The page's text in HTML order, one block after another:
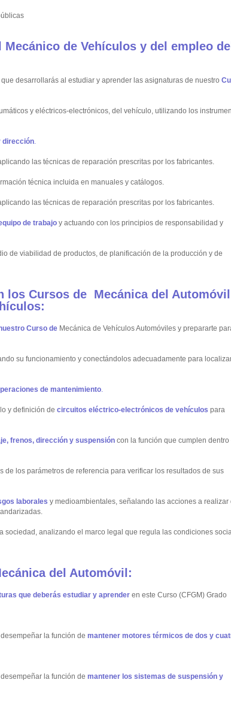
de Vehículos y del empleo
desarrollarás al estudiar y aprender las asignaturas de nuestro
y eléctricos-electrónicos, del vehículo, utilizando los
dirección
las técnicas de reparación prescritas por los fabricantes.
técnica incluida en manuales y catálogos.
las técnicas de reparación prescritas por los fabricantes.
de trabajo y actuando con los principios de responsabilidad y
de viabilidad de productos, de planificación de la producción y de
los Cursos de Mecánica del Automóvil
:
Curso de Mecánica de Vehículos Automóviles y prepararte
su funcionamiento y conectándolos adecuadamente para
de mantenimiento
y definición de circuitos eléctrico-electrónicos de vehículos para
frenos, dirección y suspensión con la función que cumplen dentro
de los parámetros de referencia para verificar los resultados de sus
laborales y medioambientales, señalando las acciones a realizar
sociedad, analizando el marco legal que regula las condiciones
del Automóvil:
que deberás estudiar y aprender en este Curso (CFGM) Grado
la función de mantener motores térmicos de dos y
la función de mantener los sistemas de suspensión y